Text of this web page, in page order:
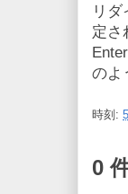
リダ
定さ
のよ
時刻:
0